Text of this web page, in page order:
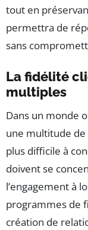
tout en
permettra de
sans
La fidélité
multiples
Dans un monde
une multitude de
plus difficile à
doivent se
l’engagement à
programmes de
création de